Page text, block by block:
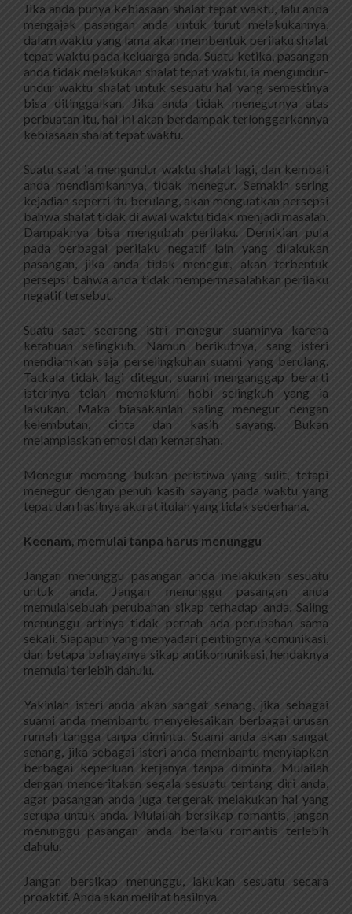
Jika anda punya kebiasaan shalat tepat waktu, lalu anda
mengajak pasangan anda untuk turut melakukannya,
dalam waktu yang lama akan membentuk perilaku shalat
tepat waktu pada keluarga anda. Suatu ketika, pasangan
anda tidak melakukan shalat tepat waktu, ia mengundur-
undur waktu shalat untuk sesuatu hal yang semestinya
bisa ditinggalkan. Jika anda tidak menegurnya atas
perbuatan itu, hal ini akan berdampak terlonggarkannya
kebiasaan shalat tepat waktu.
Suatu saat ia mengundur waktu shalat lagi, dan kembali
anda mendiamkannya, tidak menegur. Semakin sering
kejadian seperti itu berulang, akan menguatkan persepsi
bahwa shalat tidak di awal waktu tidak menjadi masalah.
Dampaknya bisa mengubah perilaku. Demikian pula
pada berbagai perilaku negatif lain yang dilakukan
pasangan, jika anda tidak menegur, akan terbentuk
persepsi bahwa anda tidak mempermasalahkan perilaku
negatif tersebut.
Suatu saat seorang istri menegur suaminya karena
ketahuan selingkuh. Namun berikutnya, sang isteri
mendiamkan saja perselingkuhan suami yang berulang.
Tatkala tidak lagi ditegur, suami menganggap berarti
isterinya telah memaklumi hobi selingkuh yang ia
lakukan. Maka biasakanlah saling menegur dengan
kelembutan, cinta dan kasih sayang. Bukan
melampiaskan emosi dan kemarahan.
Menegur memang bukan peristiwa yang sulit, tetapi
menegur dengan penuh kasih sayang pada waktu yang
tepat dan hasilnya akurat itulah yang tidak sederhana.
Keenam, memulai tanpa harus menunggu
Jangan menunggu pasangan anda melakukan sesuatu
untuk anda. Jangan menunggu pasangan anda
memulaisebuah perubahan sikap terhadap anda. Saling
menunggu artinya tidak pernah ada perubahan sama
sekali. Siapapun yang menyadari pentingnya komunikasi,
dan betapa bahayanya sikap antikomunikasi, hendaknya
memulai terlebih dahulu.
Yakinlah isteri anda akan sangat senang, jika sebagai
suami anda membantu menyelesaikan berbagai urusan
rumah tangga tanpa diminta. Suami anda akan sangat
senang, jika sebagai isteri anda membantu menyiapkan
berbagai keperluan kerjanya tanpa diminta. Mulailah
dengan menceritakan segala sesuatu tentang diri anda,
agar pasangan anda juga tergerak melakukan hal yang
serupa untuk anda. Mulailah bersikap romantis, jangan
menunggu pasangan anda berlaku romantis terlebih
dahulu.
Jangan bersikap menunggu, lakukan sesuatu secara
proaktif. Anda akan melihat hasilnya.